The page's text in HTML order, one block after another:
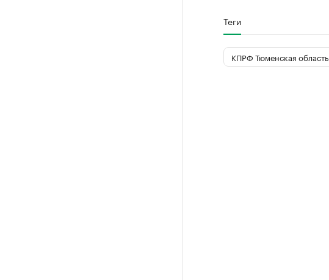
Теги
КПРФ Тюменская область